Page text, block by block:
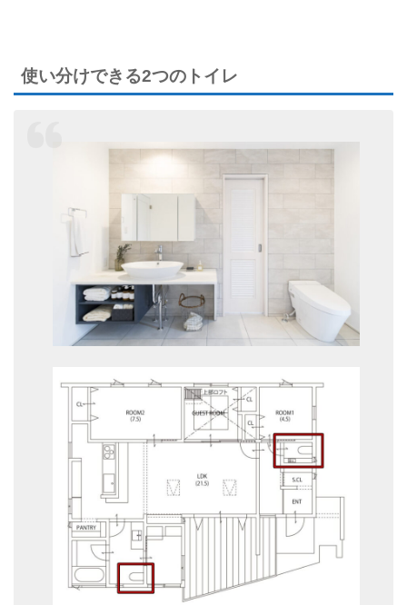
使い分けできる2つのトイレ